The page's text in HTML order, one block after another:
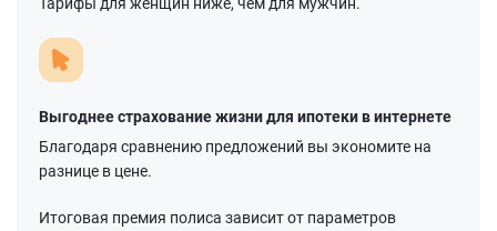
Тарифы для женщин ниже, чем для мужчин.
Выгоднее страхование жизни для ипотеки в интернете
Благодаря сравнению предложений вы экономите на
разнице в цене.
Итоговая премия полиса зависит от параметров